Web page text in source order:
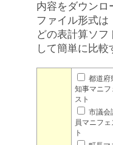
内容をダウンロ
ファイル形式
どの表計算ソフ
して簡単に比較
都道府
知事マニフ
スト
市議会
員マニフェ
ト